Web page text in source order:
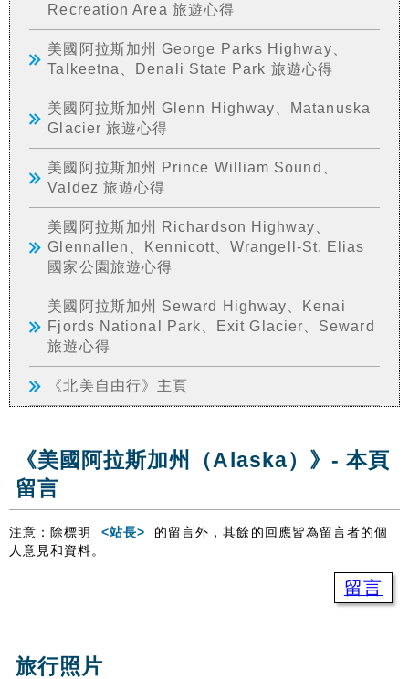
Recreation Area 旅遊心得
美國阿拉斯加州 George Parks Highway、
Talkeetna、Denali State Park 旅遊心得
美國阿拉斯加州 Glenn Highway、Matanuska
Glacier 旅遊心得
美國阿拉斯加州 Prince William Sound、
Valdez 旅遊心得
美國阿拉斯加州 Richardson Highway、
Glennallen、Kennicott、Wrangell-St. Elias
國家公園旅遊心得
美國阿拉斯加州 Seward Highway、Kenai
Fjords National Park、Exit Glacier、Seward
旅遊心得
《北美自由行》主頁
《美國阿拉斯加州（Alaska）》- 本頁
留言
注意：除標明 <站長>
的留言外，其餘的回應皆為留言者的個
人意見和資料。
留言
旅行照片